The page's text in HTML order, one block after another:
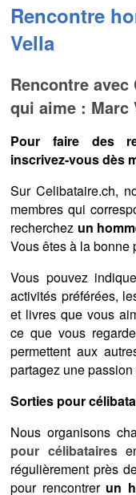
Rencontre
Vella
Rencontre
qui aime : Marc
Pour faire des
inscrivez-vous dès
Sur Celibataire.ch,
membres qui
recherchez un
Vous êtes à la bonne
Vous pouvez
activités préférées,
et livres que vous
ce que vous
permettent aux
partagez une
Sorties pour
Nous organisons
pour célibataires
régulièrement près
pour rencontrer un